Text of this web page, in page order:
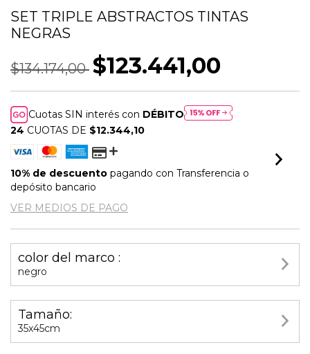
SET TRIPLE ABSTRACTOS TINTAS
NEGRAS
$134.174,00 $123.441,00
Cuotas SIN interés con DÉBITO
24 CUOTAS DE $12.344,10
10% de descuento pagando con Transferencia o
depósito bancario
VER MEDIOS DE PAGO
color del marco :
negro
Tamaño:
35x45cm